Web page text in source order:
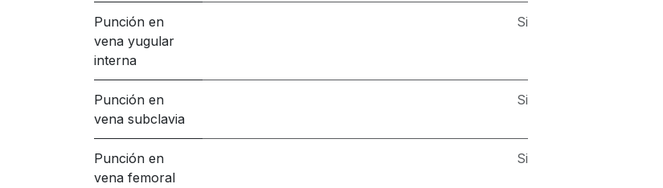
Punción en
vena yugular
interna
Si
Punción en
vena subclavia
Si
Punción en
vena femoral
Si